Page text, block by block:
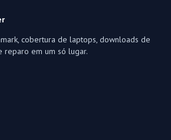
cobertura de laptops, downloads de
em um só lugar.